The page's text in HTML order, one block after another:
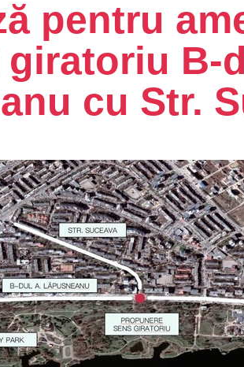
pentru
B-
cu Str.